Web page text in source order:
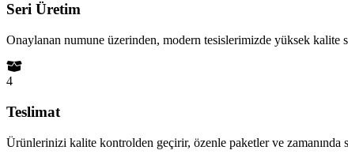
Seri Üretim
Onaylanan numune üzerinden, modern tesislerimizde yüksek kalite
4
Teslimat
Ürünlerinizi kalite kontrolden geçirir, özenle paketler ve zamanında